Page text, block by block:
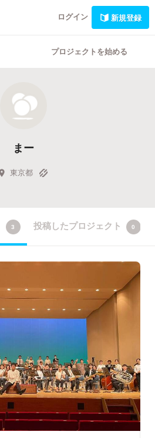
ログイン 新規登録
プロジェクトを始める
まー
東京都
3 投稿したプロジェクト 0